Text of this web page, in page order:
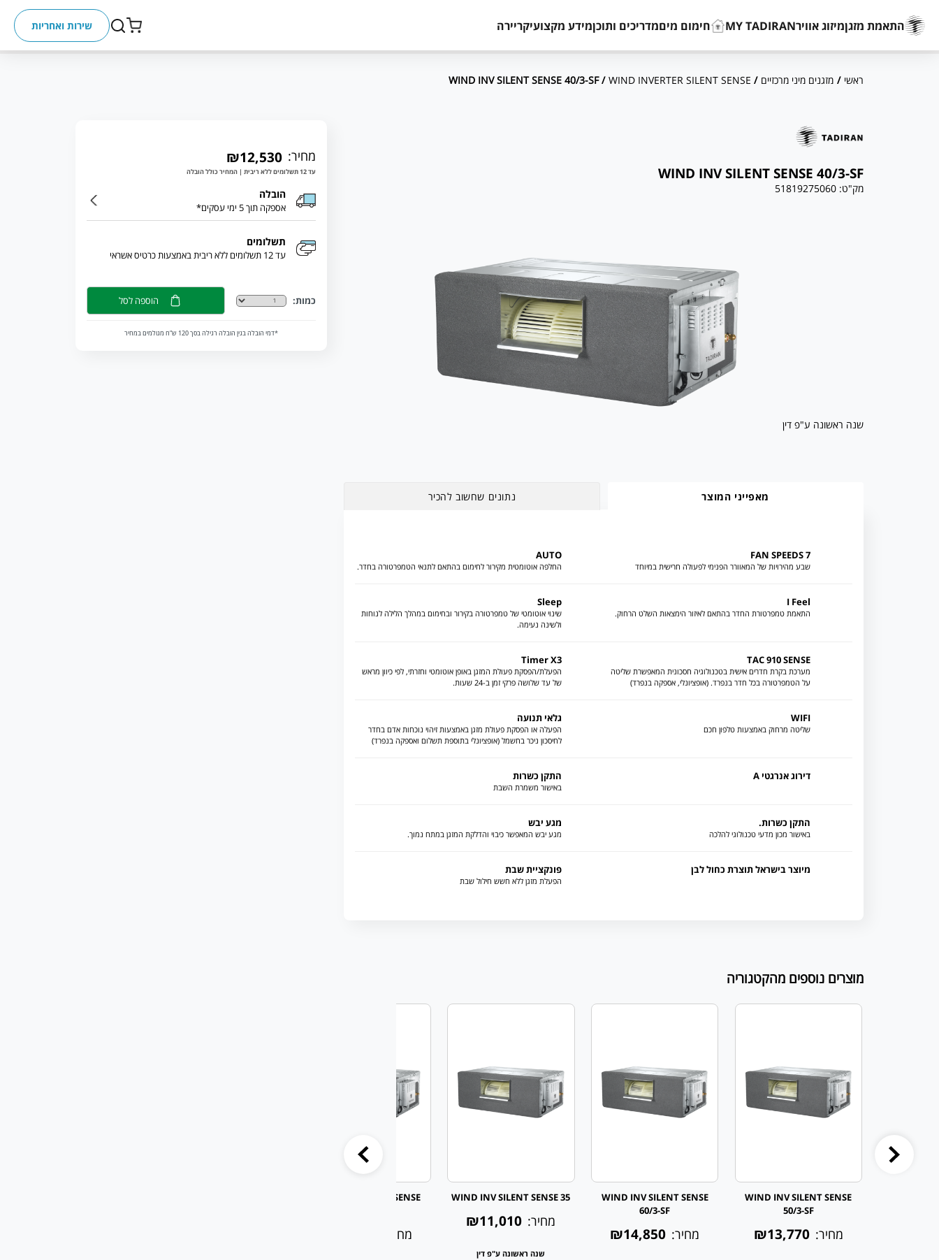
התאמת מזגןמיזוג אווירMY TADIRAN חימום מיםמדריכים ותוכןמידע מקצועיקריירה שירות ואחריות
ראשי / מזגנים מיני מרכזיים /
WIND INVERTER SILENT SENSE
/ WIND INV SILENT SENSE 40/3-SF
WIND INV SILENT SENSE 40/3-SF
מק"ט:51819275060
שנה ראשונה ע"פ דין
מאפייני המוצר נתונים שחשוב להכיר
7 FAN SPEEDS
שבע מהירויות של המאוורר הפנימי לפעולה חרישית במיוחד
AUTO
החלפה אוטומטית מקירור לחימום בהתאם לתנאי הטמפרטורה בחדר.
I Feel
התאמת טמפרטורת החדר בהתאם לאיזור הימצאות השלט הרחוק.
Sleep
שינוי אוטומטי של טמפרטורה בקירור ובחימום במהלך הלילה לנוחות
ולשינה נעימה.
TAC 910 SENSE
מערכת בקרת חדרים אישית בטכנולוגיה חסכונית המאפשרת שליטה
על הטמפרטורה בכל חדר בנפרד. (אופציונלי, אספקה בנפרד)
Timer X3
הפעלת/הפסקת פעולת המזגן באופן אוטומטי וחזרתי, לפי כיוון מראש
של עד שלושה פרקי זמן ב-24 שעות.
WIFI
שליטה מרחוק באמצעות טלפון חכם
גלאי תנועה
הפעלה או הפסקת פעולת מזגן באמצעות זיהוי נוכחות אדם בחדר
לחיסכון ניכר בחשמל (אופציונלי בתוספת תשלום ואספקה בנפרד)
דירוג אנרגטי A התקן כשרות
באישור משמרת השבת
התקן כשרות.
באישור מכון מדעי טכנולוגי להלכה
מגע יבש
מגע יבש המאפשר כיבוי והדלקת המזגן במתח נמוך.
מיוצר בישראל תוצרת כחול לבן פונקציית שבת
הפעלת מזגן ללא חשש חילול שבת
מוצרים נוספים מהקטגוריה
WIND INV SILENT SENSE
50/3-SF
מחיר: ₪13,770
WIND INV SILENT SENSE
60/3-SF
מחיר: ₪14,850
WIND INV SILENT SENSE 35
מחיר: ₪11,010
שנה ראשונה ע"פ דין
WIND INV SILENT SENSE
מחיר:
מחיר: ₪12,530
עד 12 תשלומים ללא ריבית | המחיר כולל הובלה
הובלה
אספקה תוך 5 ימי עסקים*
תשלומים
עד 12 תשלומים ללא ריבית באמצעות כרטיס אשראי
כמות: הוספה לסל
*דמי הובלה בגין הובלה רגילה בסך 120 ש”ח מגולמים במחיר